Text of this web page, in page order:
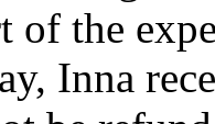
of the
Inna